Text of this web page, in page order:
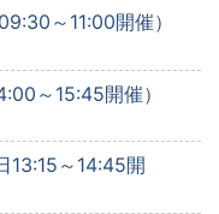
～11:00開催）
～15:45開催）
13:15～14:45開